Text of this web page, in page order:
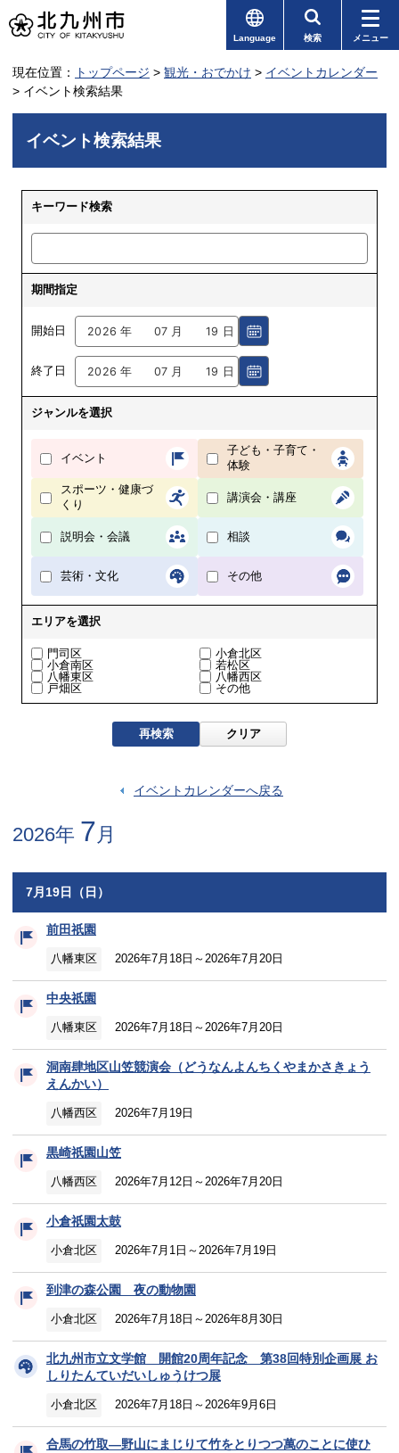
Language 検索 メニュー
現在位置： トップページ > 観光・おでかけ > イベントカレンダー
> イベント検索結果
イベント検索結果
キーワード検索
期間指定
開始日 年 月 日
終了日 年 月 日
ジャンルを選択
イベント
子ども・子育て・
体験
スポーツ・健康づ
くり
講演会・講座
説明会・会議 相談
芸術・文化 その他
エリアを選択
門司区
小倉北区
小倉南区
若松区
八幡東区
八幡西区
戸畑区
その他
再検索 クリア
イベントカレンダーへ戻る
2026年 7月
7月19日（日）
前田祇園
八幡東区 2026年7月18日～2026年7月20日
中央祇園
八幡東区 2026年7月18日～2026年7月20日
洞南肆地区山笠競演会（どうなんよんちくやまかさきょう
えんかい）
八幡西区 2026年7月19日
黒崎祇園山笠
八幡西区 2026年7月12日～2026年7月20日
小倉祇園太鼓
小倉北区 2026年7月1日～2026年7月19日
到津の森公園 夜の動物園
小倉北区 2026年7月18日～2026年8月30日
北九州市立文学館 開館20周年記念 第38回特別企画展 お
しりたんていだいしゅうけつ展
小倉北区 2026年7月18日～2026年9月6日
合馬の竹取―野山にまじりて竹をとりつつ萬のことに使ひ